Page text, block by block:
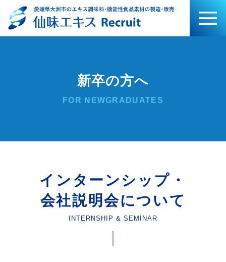
新卒の方へ
FOR NEWGRADUATES
インターンシップ・
会社説明会について
INTERNSHIP & SEMINAR